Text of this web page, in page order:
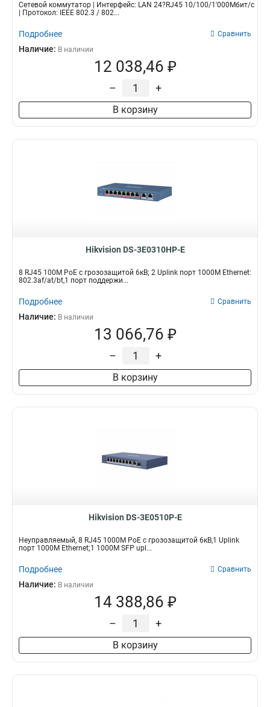
Сетевой коммутатор | Интерфейс: LAN 24?RJ45 10/100/1'000Мбит/с
| Протокол: IEEE 802.3 / 802...
Подробнее Сравнить
Наличие: В наличии
12 038,46 ₽
– +
В корзину
Hikvision DS-3E0310HP-E
8 RJ45 100M PoE с грозозащитой 6кВ; 2 Uplink порт 1000M Ethernet:
802.3af/at/bt,1 порт поддержи...
Подробнее Сравнить
Наличие: В наличии
13 066,76 ₽
– +
В корзину
Hikvision DS-3E0510P-E
Неуправляемый, 8 RJ45 1000M PoE с грозозащитой 6кВ,1 Uplink
порт 1000М Ethernet;1 1000М SFP upl...
Подробнее Сравнить
Наличие: В наличии
14 388,86 ₽
– +
В корзину